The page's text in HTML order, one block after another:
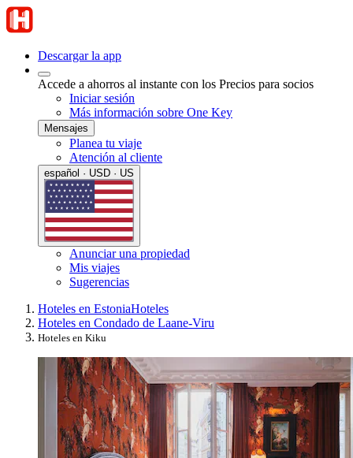
Descargar la app
Accede a ahorros al instante con los Precios para socios
Iniciar sesión
Más información sobre One Key
Mensajes
Planea tu viaje
Atención al cliente
español · USD · US
Anunciar una propiedad
Mis viajes
Sugerencias
Hoteles en EstoniaHoteles
Hoteles en Condado de Laane-Viru
Hoteles en Kiku